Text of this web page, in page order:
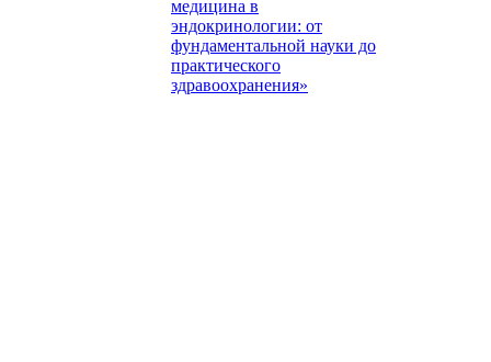
медицина в
эндокринологии: от
фундаментальной науки до
практического
здравоохранения»